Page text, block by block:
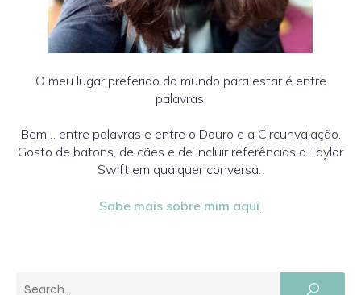
O meu lugar preferido do mundo para estar é entre
palavras.
Bem… entre palavras e entre o Douro e a Circunvalação.
Gosto de batons, de cães e de incluir referências a Taylor
Swift em qualquer conversa.
Sabe mais sobre mim aqui.